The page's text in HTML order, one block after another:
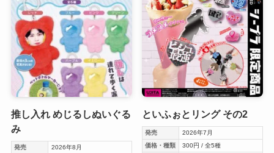
推し入れ めじるしぬいぐる
み
発売
2026年8月
といふぉとリング その2
発売
2026年7月
価格・種類
300円 / 全5種